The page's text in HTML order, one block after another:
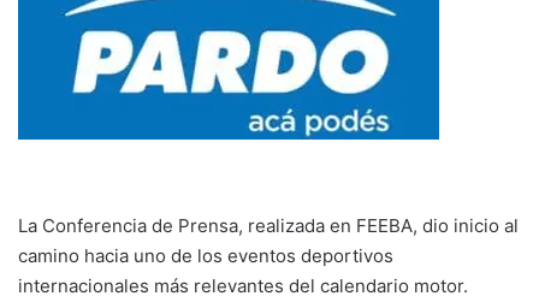
La Conferencia de Prensa, realizada en FEEBA, dio inicio al
camino hacia uno de los eventos deportivos
internacionales más relevantes del calendario motor.